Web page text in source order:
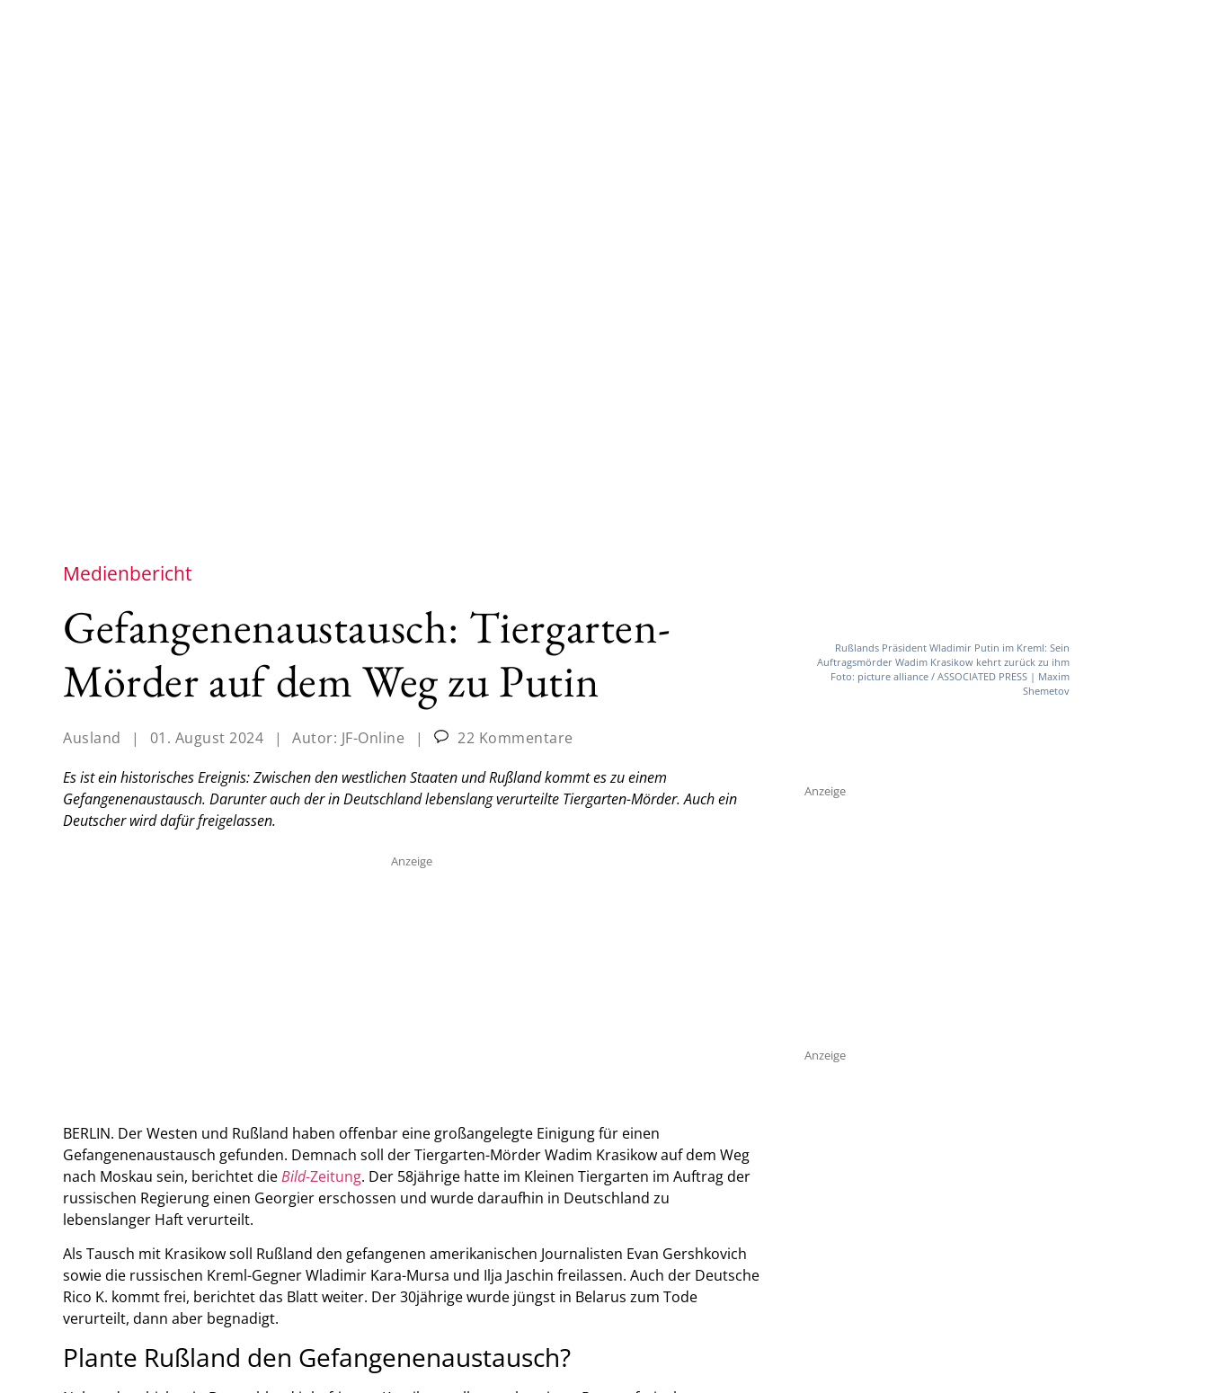
Medienbericht
Gefangenenaustausch: Tiergarten-
Mörder auf dem Weg zu Putin
Ausland | 01. August 2024 | Autor: JF-Online |
22 Kommentare
Es ist ein historisches Ereignis: Zwischen den westlichen Staaten und Rußland kommt es zu einem
Gefangenenaustausch. Darunter auch der in Deutschland lebenslang verurteilte Tiergarten-Mörder. Auch ein
Deutscher wird dafür freigelassen.
Anzeige
BERLIN. Der Westen und Rußland haben offenbar eine großangelegte Einigung für einen
Gefangenenaustausch gefunden. Demnach soll der Tiergarten-Mörder Wadim Krasikow auf dem Weg
nach Moskau sein, berichtet dieBild-Zeitung. Der 58jährige hatte im Kleinen Tiergarten im Auftrag der
russischen Regierung einen Georgier erschossen und wurde daraufhin in Deutschland zu
lebenslanger Haft verurteilt.
Als Tausch mit Krasikow soll Rußland den gefangenen amerikanischen Journalisten Evan Gershkovich
sowie die russischen Kreml-Gegner Wladimir Kara-Mursa und Ilja Jaschin freilassen. Auch der Deutsche
Rico K. kommt frei, berichtet das Blatt weiter. Der 30jährige wurde jüngst in Belarus zum Tode
verurteilt, dann aber begnadigt.
Plante Rußland den Gefangenenaustausch?
Rußlands Präsident Wladimir Putin im Kreml: Sein
Auftragsmörder Wadim Krasikow kehrt zurück zu ihm
Foto: picture alliance / ASSOCIATED PRESS | Maxim
Shemetov
Anzeige
Anzeige